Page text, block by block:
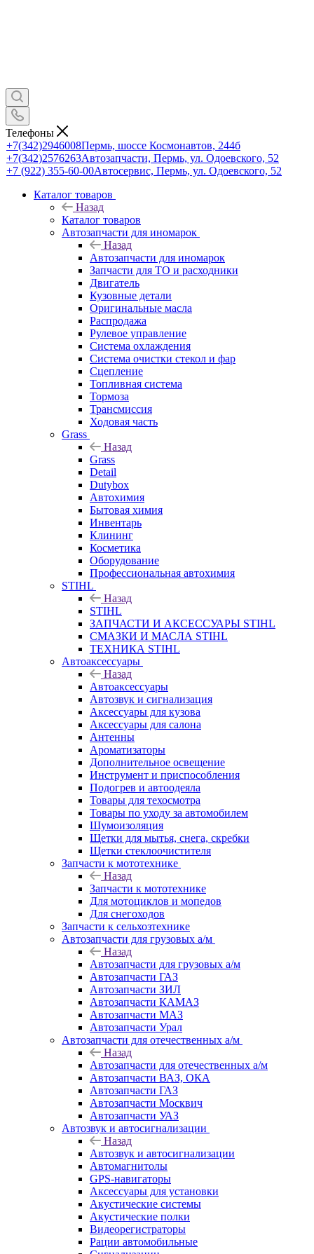
Телефоны
+7(342)2946008Пермь, шоссе Космонавтов, 244б
+7(342)2576263Автозапчасти, Пермь, ул. Одоевского, 52
+7 (922) 355-60-00Автосервис, Пермь, ул. Одоевского, 52
Каталог товаров
Назад
Каталог товаров
Автозапчасти для иномарок
Назад
Автозапчасти для иномарок
Запчасти для ТО и расходники
Двигатель
Кузовные детали
Оригинальные масла
Распродажа
Рулевое управление
Система охлаждения
Система очистки стекол и фар
Сцепление
Топливная система
Тормоза
Трансмиссия
Ходовая часть
Grass
Назад
Grass
Detail
Dutybox
Автохимия
Бытовая химия
Инвентарь
Клининг
Косметика
Оборудование
Профессиональная автохимия
STIHL
Назад
STIHL
ЗАПЧАСТИ И АКСЕССУАРЫ STIHL
СМАЗКИ И МАСЛА STIHL
ТЕХНИКА STIHL
Автоаксессуары
Назад
Автоаксессуары
Автозвук и сигнализация
Аксессуары для кузова
Аксессуары для салона
Антенны
Ароматизаторы
Дополнительное освещение
Инструмент и приспособления
Подогрев и автоодеяла
Товары для техосмотра
Товары по уходу за автомобилем
Шумоизоляция
Щетки для мытья, снега, скребки
Щетки стеклоочистителя
Запчасти к мототехнике
Назад
Запчасти к мототехнике
Для мотоциклов и мопедов
Для снегоходов
Запчасти к сельхозтехнике
Автозапчасти для грузовых а/м
Назад
Автозапчасти для грузовых а/м
Автозапчасти ГАЗ
Автозапчасти ЗИЛ
Автозапчасти КАМАЗ
Автозапчасти МАЗ
Автозапчасти Урал
Автозапчасти для отечественных а/м
Назад
Автозапчасти для отечественных а/м
Автозапчасти ВАЗ, ОКА
Автозапчасти ГАЗ
Автозапчасти Москвич
Автозапчасти УАЗ
Автозвук и автосигнализации
Назад
Автозвук и автосигнализации
Автомагнитолы
GPS-навигаторы
Аксессуары для установки
Акустические системы
Акустические полки
Видеорегистраторы
Рации автомобильные